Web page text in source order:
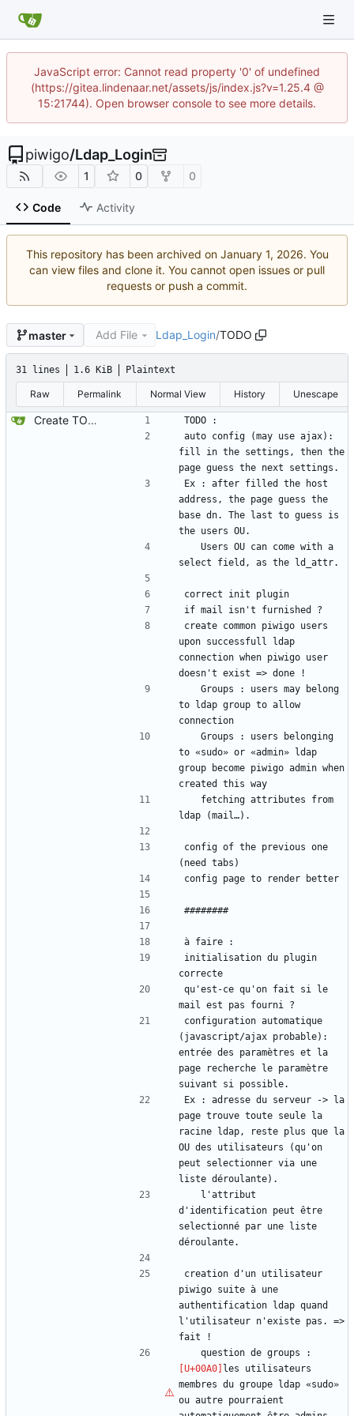
JavaScript error: Cannot read property '0' of undefined
(https://gitea.lindenaar.net/assets/js/index.js?v=1.25.4 @
15:21744). Open browser console to see more details.
piwigo/Ldap_Login
1 0 0
Code Activity
This repository has been archived on
. You
can view files and clone it. You cannot open issues or pull
requests or push a commit.
master Add File Ldap_Login/TODO
31 lines 1.6 KiB Plaintext
Raw Permalink Normal View History Unescape
Create TODO
TODO :
auto config (may use ajax):
fill in the settings, then the
page guess the next settings.
Ex : after filled the host
address, the page guess the
base dn. The last to guess is
the users OU.
select field, as the ld_attr.
correct init plugin
if mail isn't furnished ?
create common piwigo users
upon successfull ldap
connection when piwigo user
doesn't exist => done !
to ldap group to allow
connection
to «sudo» or «admin» ldap
group become piwigo admin when
created this way
ldap (mail…).
config of the previous one
(need tabs)
config page to render better
########
à faire :
initialisation du plugin
correcte
qu'est-ce qu'on fait si le
mail est pas fourni ?
configuration automatique
(javascript/ajax probable):
entrée des paramètres et la
page recherche le paramètre
suivant si possible.
Ex : adresse du serveur -> la
page trouve toute seule la
racine ldap, reste plus que la
OU des utilisateurs (qu'on
peut selectionner via une
liste déroulante).
d'identification peut être
selectionné par une liste
déroulante.
creation d'un utilisateur
piwigo suite à une
authentification ldap quand
l'utilisateur n'existe pas. =>
fait !
	question de groups :
les utilisateurs
membres du groupe ldap «sudo»
ou autre pourraient